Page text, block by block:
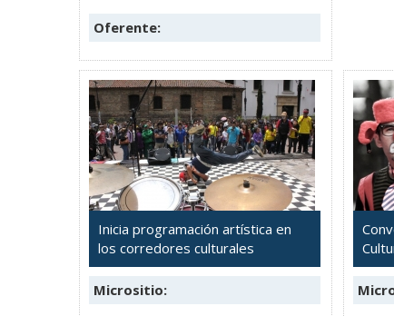
Oferente:
Inicia programación artística en
los corredores culturales
Micrositio: